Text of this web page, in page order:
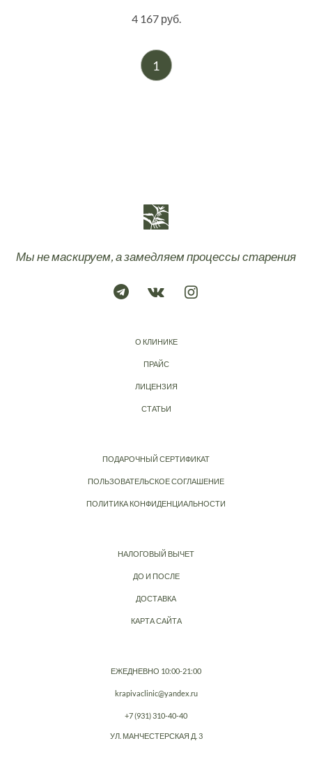
4 167 руб.
1
Мы не маскируем, а замедляем процессы старения
О КЛИНИКЕ
ПРАЙС
ЛИЦЕНЗИЯ
СТАТЬИ
ПОДАРОЧНЫЙ СЕРТИФИКАТ
ПОЛЬЗОВАТЕЛЬСКОЕ СОГЛАШЕНИЕ
ПОЛИТИКА КОНФИДЕНЦИАЛЬНОСТИ
НАЛОГОВЫЙ ВЫЧЕТ
ДО И ПОСЛЕ
ДОСТАВКА
КАРТА САЙТА
ЕЖЕДНЕВНО 10:00-21:00
krapivaclinic@yandex.ru
+7 (931) 310-40-40
УЛ. МАНЧЕСТЕРСКАЯ Д. 3